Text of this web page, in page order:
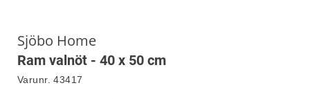
Sjöbo Home
Ram valnöt - 40 x 50 cm
Varunr. 43417